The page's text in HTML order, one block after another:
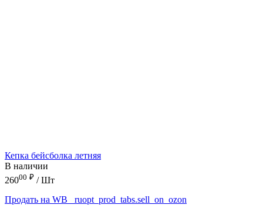
Кепка бейсболка летняя
В наличии
26000 ₽ / Шт
Продать на WB
_ruopt_prod_tabs.sell_on_ozon